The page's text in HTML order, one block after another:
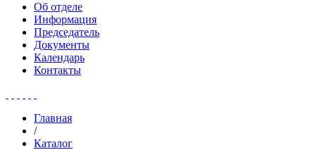
Об отделе
Информация
Председатель
Документы
Календарь
Контакты
Главная
/
Каталог